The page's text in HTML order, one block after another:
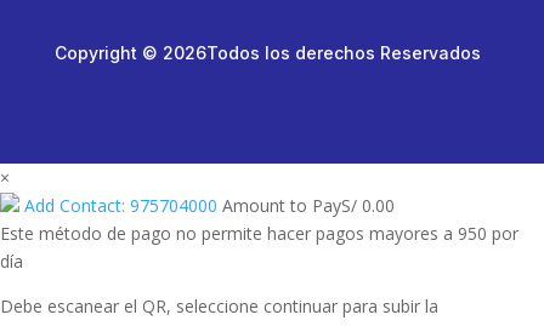
Copyright © 2026Todos los derechos Reservados
×
Add Contact: 975704000 Amount to PayS/ 0.00
Este método de pago no permite hacer pagos mayores a 950 por
día
Debe escanear el QR, seleccione continuar para subir la